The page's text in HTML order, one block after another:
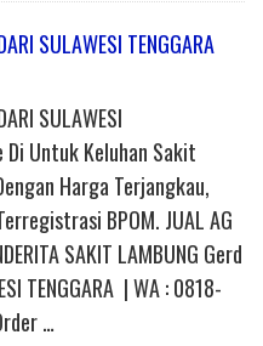
SULAWESI TENGGARA
SULAWESI
Di Untuk Keluhan Sakit
Harga Terjangkau,
BPOM. JUAL AG
SAKIT LAMBUNG Gerd
TENGGARA | WA : 0818-
…